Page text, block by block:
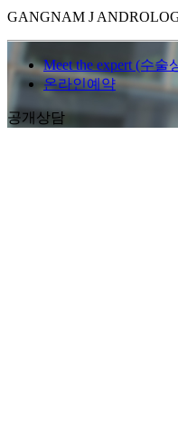
GANGNAM J
Meet the expert (수술
온라인예약
공개상담